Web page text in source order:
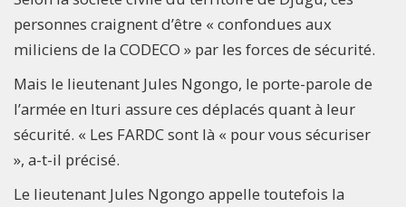
personnes craignent d’être « confondues aux
miliciens de la CODECO » par les forces de sécurité.
Mais le lieutenant Jules Ngongo, le porte-parole de
l’armée en Ituri assure ces déplacés quant à leur
sécurité. « Les FARDC sont là « pour vous sécuriser
», a-t-il précisé.
Le lieutenant Jules Ngongo appelle toutefois la